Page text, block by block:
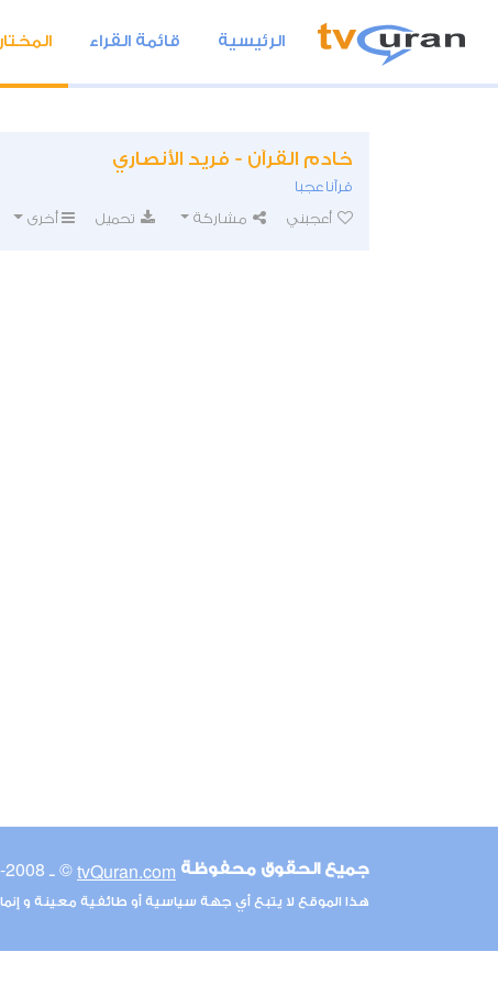
الرئيسية قائمة القراء
خادم القرآن - فريد الأنصاري
قرآنا عجبا
أعجبني
مشاركة تحميل أخرى
جميع الحقوق محفوظة tvQuran.com© ـ 2008-2026
هذا الموقع لا يتبع أي جهة سياسية أو طائفية معينة و